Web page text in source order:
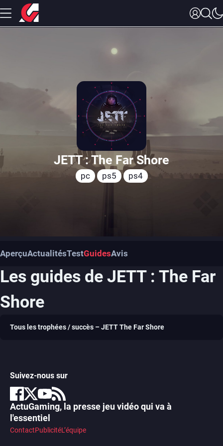
JETT : The Far Shore
pc ps5 ps4
AperçuActualitésTestGuidesAvis
Les guides de JETT : The Far
Shore
Tous les trophées / succès – JETT The Far Shore
Suivez-nous sur
ActuGaming, la presse jeu vidéo qui va à
l'essentiel
ContactPublicitéL’équipe